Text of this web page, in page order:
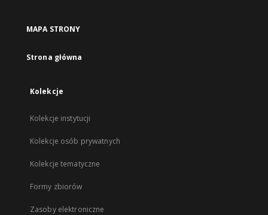
MAPA STRONY
Strona główna
Kolekcje
Kolekcje instytucji
Kolekcje osób prywatnych
Kolekcje tematyczne
Formy zbiorów
Zasoby elektroniczne